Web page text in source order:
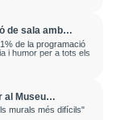
de sala amb
de la programació
i humor per a tots els
al Museu
murals més difícils"